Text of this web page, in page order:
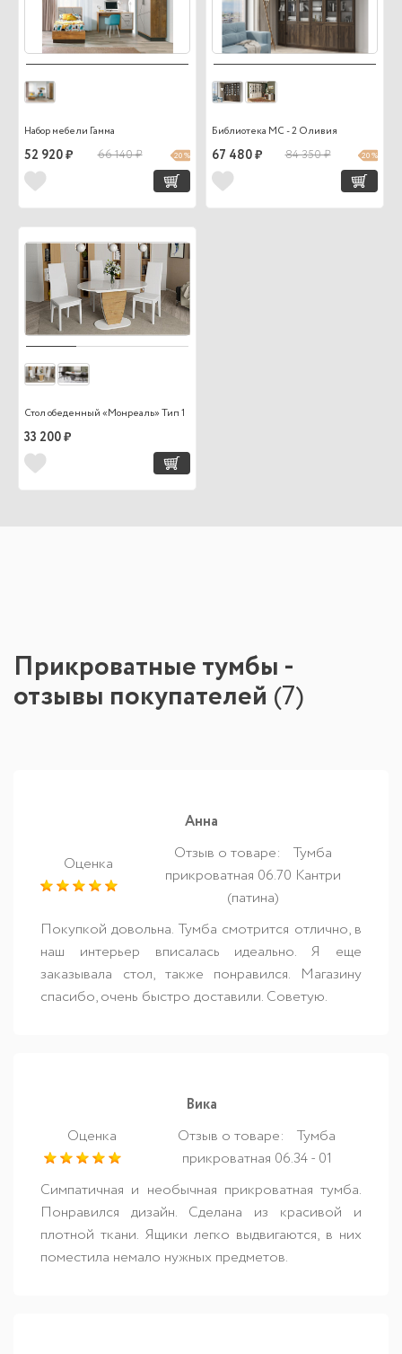
Набор мебели Гамма
52 920 ₽ 66 140 ₽ 20 %
Библиотека МС - 2 Оливия
67 480 ₽ 84 350 ₽ 20 %
Стол обеденный «Монреаль» Тип 1
33 200 ₽
Прикроватные тумбы -
отзывы покупателей (7)
Анна
Оценка
Отзыв о товаре:
Тумба
прикроватная 06.70 Кантри
(патина)
Покупкой довольна. Тумба смотрится отлично, в
наш интерьер вписалась идеально. Я еще
заказывала стол, также понравился. Магазину
спасибо, очень быстро доставили. Советую.
Вика
Оценка
Отзыв о товаре:
Тумба
прикроватная 06.34 - 01
Симпатичная и необычная прикроватная тумба.
Понравился дизайн. Сделана из красивой и
плотной ткани. Ящики легко выдвигаются, в них
поместила немало нужных предметов.